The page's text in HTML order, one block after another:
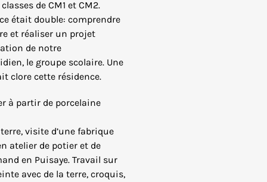
de CM1 et CM2.
était double: comprendre
et réaliser un projet
de notre
le groupe scolaire. Une
clore cette résidence.
à partir de porcelaine
visite d’une fabrique
atelier de potier et de
en Puisaye. Travail sur
avec de la terre, croquis,